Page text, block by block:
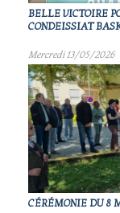
BELLE VICTOIRE
CONDEISSIAT
Mercredi 13/05/2026
CÉRÉMONIE DU 8